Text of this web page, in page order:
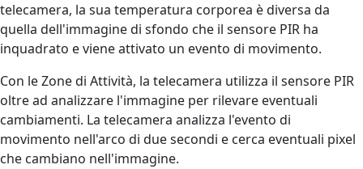
telecamera, la sua temperatura corporea è diversa da
quella dell'immagine di sfondo che il sensore PIR ha
inquadrato e viene attivato un evento di movimento.
Con le Zone di Attività, la telecamera utilizza il sensore PIR
oltre ad analizzare l'immagine per rilevare eventuali
cambiamenti. La telecamera analizza l'evento di
movimento nell'arco di due secondi e cerca eventuali pixel
che cambiano nell'immagine.